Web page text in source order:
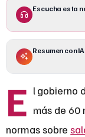
Escucha esta
Resumen con IA
E l gobierno
más de 60
normas sobre